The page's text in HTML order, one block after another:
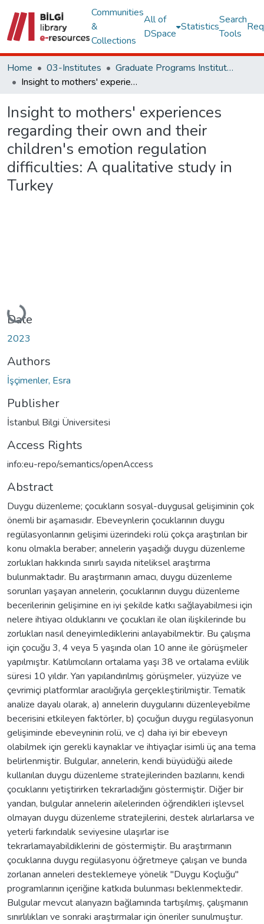
Communities
&
Collections
All of
DSpace
Statistics
Search
Tools
Home 03-Institutes
Graduate Programs Institute Thesis Collection
Insight to mothers' experiences regarding their own and their children's emotion regulation difficulties: A qualitative study in Turkey
Insight to mothers' experiences
regarding their own and their
children's emotion regulation
difficulties: A qualitative study in
Turkey
Loading...
Date
2023
Authors
İşçimenler, Esra
Publisher
İstanbul Bilgi Üniversitesi
Access Rights
info:eu-repo/semantics/openAccess
Abstract
Duygu düzenleme; çocukların sosyal-duygusal gelişiminin çok
önemli bir aşamasıdır. Ebeveynlerin çocuklarının duygu
regülasyonlarının gelişimi üzerindeki rolü çokça araştırılan bir
konu olmakla beraber; annelerin yaşadığı duygu düzenleme
zorlukları hakkında sınırlı sayıda niteliksel araştırma
bulunmaktadır. Bu araştırmanın amacı, duygu düzenleme
sorunları yaşayan annelerin, çocuklarının duygu düzenleme
becerilerinin gelişimine en iyi şekilde katkı sağlayabilmesi için
nelere ihtiyacı olduklarını ve çocukları ile olan ilişkilerinde bu
zorlukları nasıl deneyimlediklerini anlayabilmektir. Bu çalışma
için çocuğu 3, 4 veya 5 yaşında olan 10 anne ile görüşmeler
yapılmıştır. Katılımcıların ortalama yaşı 38 ve ortalama evlilik
süresi 10 yıldır. Yarı yapılandırılmış görüşmeler, yüzyüze ve
çevrimiçi platformlar aracılığıyla gerçekleştirilmiştir. Tematik
analize dayalı olarak, a) annelerin duygularını düzenleyebilme
becerisini etkileyen faktörler, b) çocuğun duygu regülasyonun
gelişiminde ebeveyninin rolü, ve c) daha iyi bir ebeveyn
olabilmek için gerekli kaynaklar ve ihtiyaçlar isimli üç ana tema
belirlenmiştir. Bulgular, annelerin, kendi büyüdüğü ailede
kullanılan duygu düzenleme stratejilerinden bazılarını, kendi
çocuklarını yetiştirirken tekrarladığını göstermiştir. Diğer bir
yandan, bulgular annelerin ailelerinden öğrendikleri işlevsel
olmayan duygu düzenleme stratejilerini, destek alırlarlarsa ve
yeterli farkındalık seviyesine ulaşırlar ise
tekrarlamayabildiklerini de göstermiştir. Bu araştırmanın
çocuklarına duygu regülasyonu öğretmeye çalışan ve bunda
zorlanan anneleri desteklemeye yönelik "Duygu Koçluğu"
programlarının içeriğine katkıda bulunması beklenmektedir.
Bulgular mevcut alanyazın bağlamında tartışılmış, çalışmanın
sınırlılıkları ve sonraki araştırmalar için öneriler sunulmuştur.